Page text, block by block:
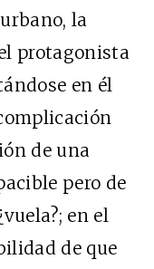
la
protagonista
en él
de una
pero de
en el
de que